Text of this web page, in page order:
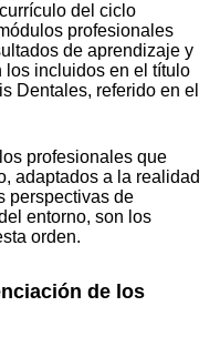
del ciclo
profesionales
de aprendizaje y
los incluidos en el título
Dentales, referido en el
profesionales que
adaptados a la realidad
perspectivas de
entorno, son los
orden.
de los